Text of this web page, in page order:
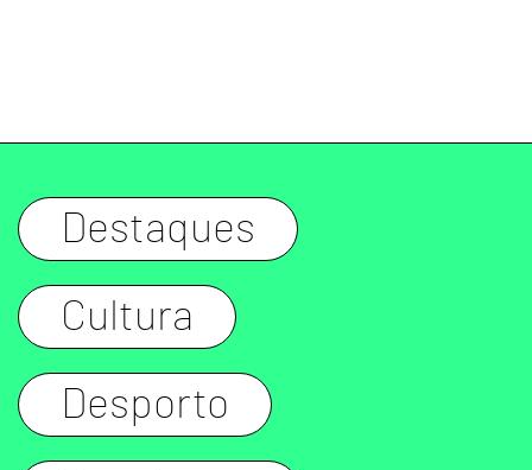
Destaques
Cultura
Desporto